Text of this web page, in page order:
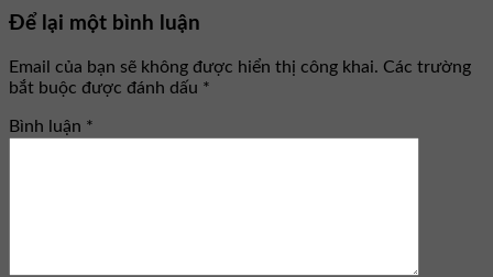
Để lại một bình luận
Email của bạn sẽ không được hiển thị công khai. Các trường
bắt buộc được đánh dấu *
Bình luận *